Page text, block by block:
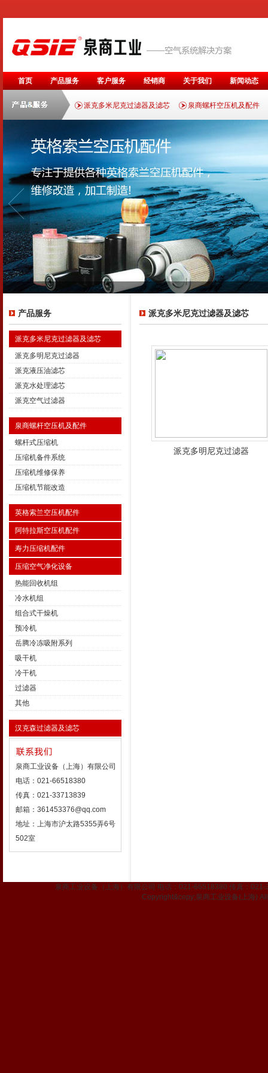
首页 产品服务 客户服务 经销商 关于我们 新闻动态
派克多米尼克过滤器及滤芯 泉商螺杆空压机及配件
产品服务
派克多米尼克过滤器及滤芯
派克多明尼克过滤器
派克液压油滤芯
派克水处理滤芯
派克空气过滤器
泉商螺杆空压机及配件
螺杆式压缩机
压缩机备件系统
压缩机维修保养
压缩机节能改造
英格索兰空压机配件
阿特拉斯空压机配件
寿力压缩机配件
压缩空气净化设备
热能回收机组
冷水机组
组合式干燥机
预冷机
岳腾冷冻吸附系列
吸干机
冷干机
过滤器
其他
汉克森过滤器及滤芯
泉商工业设备（上海）有限公司
电话：021-66518380
传真：021-33713839
邮箱：361453376@qq.com
地址：上海市沪太路5355弄6号
502室
派克多米尼克过滤器及滤芯
派克多明尼克过滤器
泉商工业设备（上海）有限公司 电话：021-66518380 传真：
Copyright&copy;泉商工业设备(上海)